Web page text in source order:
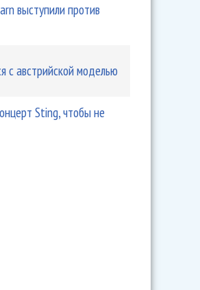
и Ко. Гуру Кен Шоу №48
выступили против
с австрийской моделью
Sting, чтобы не